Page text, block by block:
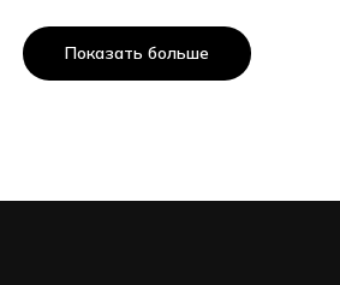
Показать больше